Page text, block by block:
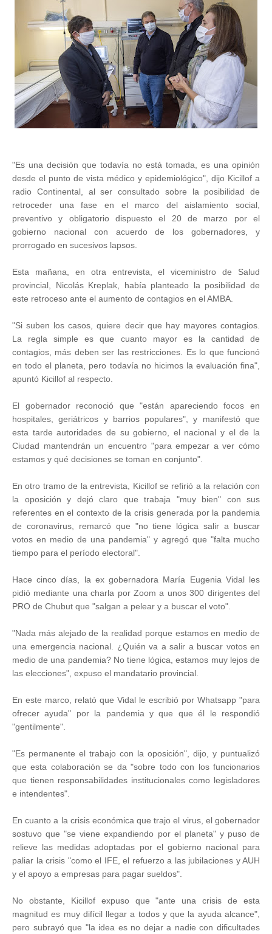
"Es una decisión que todavía no está tomada, es una opinión
desde el punto de vista médico y epidemiológico", dijo Kicillof a
radio Continental, al ser consultado sobre la posibilidad de
retroceder una fase en el marco del aislamiento social,
preventivo y obligatorio dispuesto el 20 de marzo por el
gobierno nacional con acuerdo de los gobernadores, y
prorrogado en sucesivos lapsos.
Esta mañana, en otra entrevista, el viceministro de Salud
provincial, Nicolás Kreplak, había planteado la posibilidad de
este retroceso ante el aumento de contagios en el AMBA.
"Si suben los casos, quiere decir que hay mayores contagios.
La regla simple es que cuanto mayor es la cantidad de
contagios, más deben ser las restricciones. Es lo que funcionó
en todo el planeta, pero todavía no hicimos la evaluación fina",
apuntó Kicillof al respecto.
El gobernador reconoció que "están apareciendo focos en
hospitales, geriátricos y barrios populares", y manifestó que
esta tarde autoridades de su gobierno, el nacional y el de la
Ciudad mantendrán un encuentro "para empezar a ver cómo
estamos y qué decisiones se toman en conjunto".
En otro tramo de la entrevista, Kicillof se refirió a la relación con
la oposición y dejó claro que trabaja "muy bien" con sus
referentes en el contexto de la crisis generada por la pandemia
de coronavirus, remarcó que "no tiene lógica salir a buscar
votos en medio de una pandemia" y agregó que "falta mucho
tiempo para el período electoral".
Hace cinco días, la ex gobernadora María Eugenia Vidal les
pidió mediante una charla por Zoom a unos 300 dirigentes del
PRO de Chubut que "salgan a pelear y a buscar el voto".
"Nada más alejado de la realidad porque estamos en medio de
una emergencia nacional. ¿Quién va a salir a buscar votos en
medio de una pandemia? No tiene lógica, estamos muy lejos de
las elecciones", expuso el mandatario provincial.
En este marco, relató que Vidal le escribió por Whatsapp "para
ofrecer ayuda" por la pandemia y que que él le respondió
"gentilmente".
"Es permanente el trabajo con la oposición", dijo, y puntualizó
que esta colaboración se da "sobre todo con los funcionarios
que tienen responsabilidades institucionales como legisladores
e intendentes".
En cuanto a la crisis económica que trajo el virus, el gobernador
sostuvo que "se viene expandiendo por el planeta" y puso de
relieve las medidas adoptadas por el gobierno nacional para
paliar la crisis "como el IFE, el refuerzo a las jubilaciones y AUH
y el apoyo a empresas para pagar sueldos".
No obstante, Kicillof expuso que "ante una crisis de esta
magnitud es muy difícil llegar a todos y que la ayuda alcance",
pero subrayó que "la idea es no dejar a nadie con dificultades